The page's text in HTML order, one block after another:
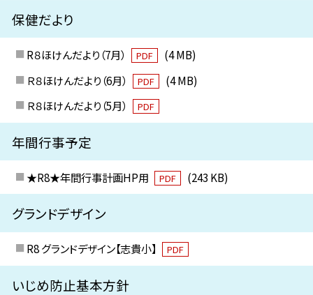
保健だより
R８ほけんだより（7月） PDF
(4 MB)
Ｒ８ほけんだより（6月）
PDF
(4 MB)
Ｒ８ほけんだより（5月）
PDF
年間行事予定
★R8★年間行事計画HP用 PDF (243 KB)
グランドデザイン
R8 グランドデザイン【志貴小】 PDF
いじめ防止基本方針